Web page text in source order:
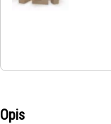
Opis